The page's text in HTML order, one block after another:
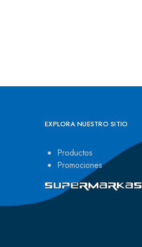
EXPLORA NUESTRO SITIO
Productos
Promociones